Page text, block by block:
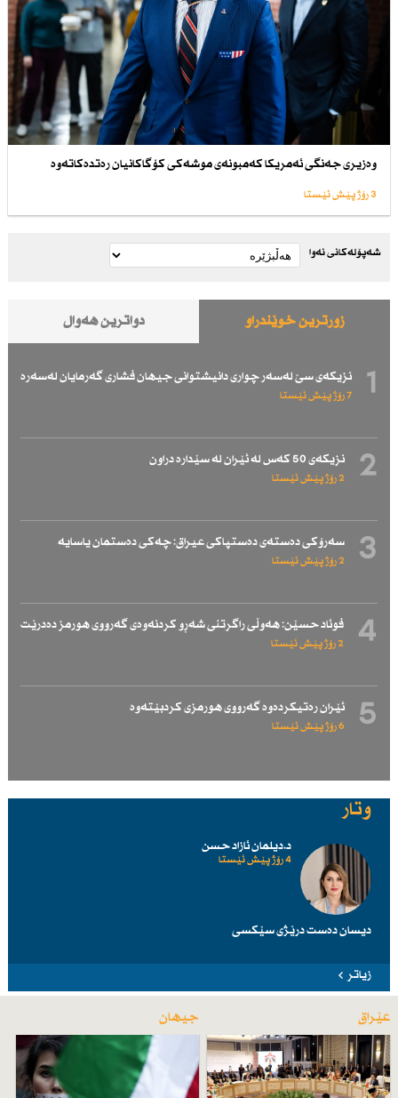
وەزیری جەنگی ئەمریكا كەمبونەی موشەكی كۆگاكانیان رەتدەكاتەوە
3 رۆژ پێش ئێستا
شەپۆلەکانی نەوا
زۆرترین خوێندراو دواترین هەواڵ
1 نزیكەی سێ لەسەر چواری دانیشتوانی جیهان فشاری گەرمایان لەسەرە
7 رۆژ پێش ئێستا
2 نزیكەی 50 كەس لە ئێران لە سێدارە دراون
2 رۆژ پێش ئێستا
3 سەرۆكی دەستەی دەستپاكی عیراق: چەكی دەستمان یاسایە
2 رۆژ پێش ئێستا
4 فوئاد حسێن: هەوڵی راگرتنی شەڕو كردنەوەی گەرووی هورمز دەدرێت
2 رۆژ پێش ئێستا
5 ئێران رەتیكردەوە گەرووی هورمزی كردبێتەوە
6 رۆژ پێش ئێستا
وتار
د.دیلمان ئازاد حسن
4 رۆژ پێش ئێستا
دیسان دەست درێژی سێكسی
زیاتر
عێراق جیهان